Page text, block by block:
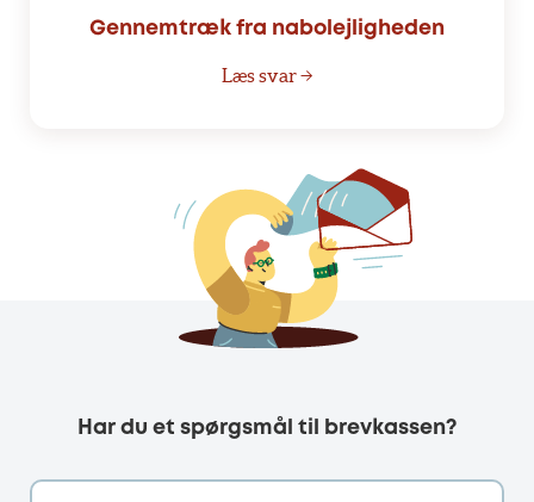
Gennemtræk fra nabolejligheden
Læs svar →
Har du et spørgsmål til brevkassen?